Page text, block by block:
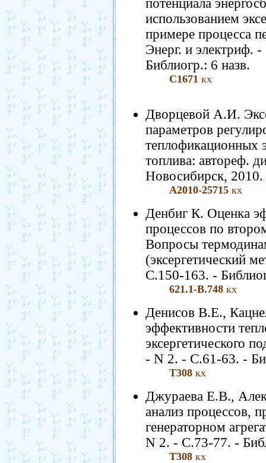
потенциала
использованием
примере процесса
Энерг. и электриф.
Библиогр.: 6 назв.
С1671 кх
Дворцевой А.И.
параметров
теплофикационных
топлива: автореф.
Новосибирск, 2010.
А2010-25715 кх
Денбиг К. Оценка
процессов по
Вопросы
(эксергетический
С.150-163. -
621.1-В.748 кх
Денисов В.Е.,
эффективности
эксергетического
- N 2. - С.61-63. -
Т308 кх
Джураева Е.В.,
анализ процессов,
генераторном
N 2. - С.73-77. -
Т308 кх